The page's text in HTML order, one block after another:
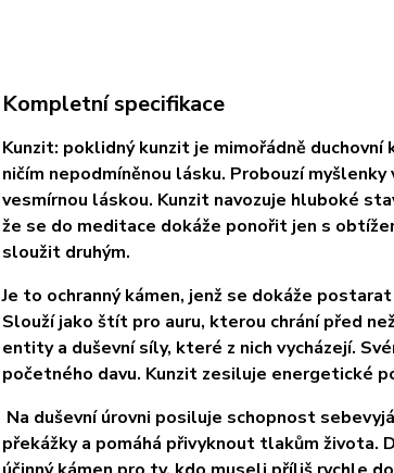
Kompletní specifikace
Kunzit: poklidný kunzit je mimořádně
ničím nepodmíněnou lásku. Probouzí
vesmírnou láskou. Kunzit navozuje hluboké
že se do meditace dokáže ponořit jen s
sloužit druhým.
Je to ochranný kámen, jenž se dokáže
Slouží jako štít pro auru, kterou chrání před
entity a duševní síly, které z nich vycházejí.
početného davu. Kunzit zesiluje energetické
Na duševní úrovni posiluje schopnost
překážky a pomáhá přivyknout tlakům života.